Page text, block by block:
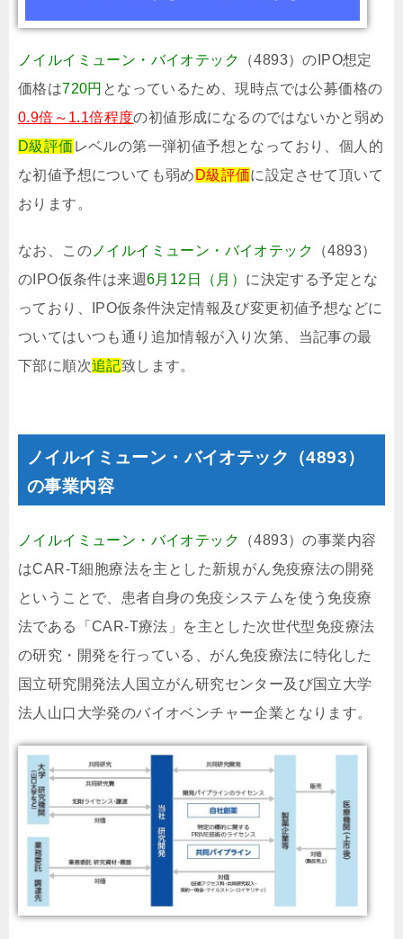
ノイルイミューン・バイオテック
（4893）のIPO想定
価格は720円 となっているため、現時点では公募価格の
0.9倍～1.1倍程度の初値形成になるのではないかと弱め
D級評価 レベルの第一弾初値予想となっており、個人的
な初値予想についても弱め D級評価に設定させて頂いて
おります。
なお、この ノイルイミューン・バイオテック
（4893）
のIPO仮条件は来週6月12日（月） に決定する予定とな
っており、IPO仮条件決定情報及び変更初値予想などに
ついてはいつも通り追加情報が入り次第、当記事の最
下部に順次追記致します。
ノイルイミューン・バイオテック（4893）
の事業内容
ノイルイミューン・バイオテック
（4893）の事業内容
はCAR-T細胞療法を主とした新規がん免疫療法の開発
ということで、患者自身の免疫システムを使う免疫療
法である「CAR-T療法」を主とした次世代型免疫療法
の研究・開発を行っている、がん免疫療法に特化した
国立研究開発法人国立がん研究センター及び国立大学
法人山口大学発のバイオベンチャー企業となります。